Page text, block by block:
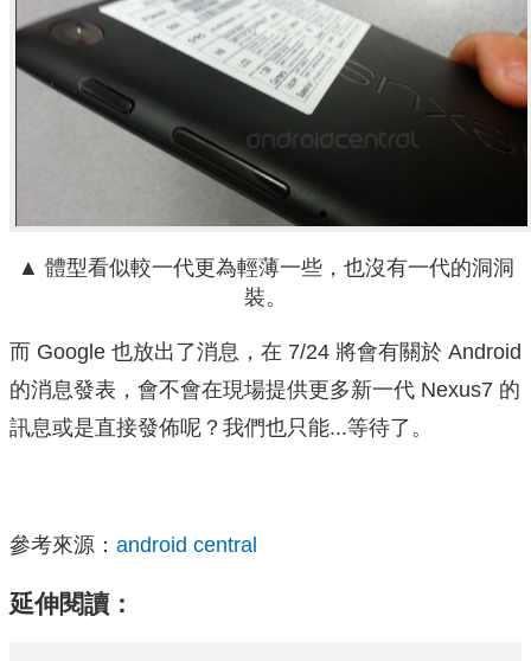
▲ 體型看似較一代更為輕薄一些，也沒有一代的洞洞
裝。
而 Google 也放出了消息，在 7/24 將會有關於 Android
的消息發表，會不會在現場提供更多新一代 Nexus7 的
訊息或是直接發佈呢？我們也只能...等待了。
參考來源： android central
延伸閱讀：